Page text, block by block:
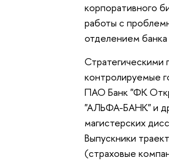
корпоративного
работы с
отделением
Стратегическими
контролируемые
ПАО Банк "ФК
"АЛЬФА-БАНК" и
магистерских
Выпускники
(страховые